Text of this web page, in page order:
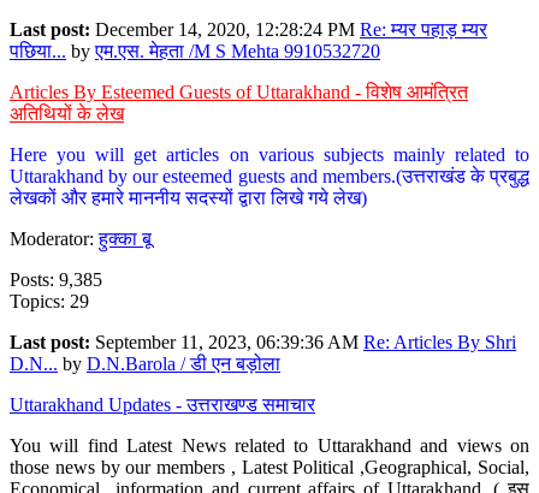
Last post: December 14, 2020, 12:28:24 PM Re: म्यर पहाड़ म्यर
पछिया... byएम.एस. मेहता /M S Mehta 9910532720
Articles By Esteemed Guests of Uttarakhand - विशेष आमंत्रित
अतिथियों के लेख
Here you will get articles on various subjects mainly related to
Uttarakhand by our esteemed guests and members.(उत्तराखंड के प्रबुद्ध
लेखकों और हमारे माननीय सदस्यों द्वारा लिखे गये लेख)
Moderator:हुक्का बू
Posts: 9,385
Topics: 29
Last post: September 11, 2023, 06:39:36 AM Re: Articles By Shri
D.N... by D.N.Barola / डी एन बड़ोला
Uttarakhand Updates - उत्तराखण्ड समाचार
You will find Latest News related to Uttarakhand and views on
those news by our members , Latest Political ,Geographical, Social,
Economical information and current affairs of Uttarakhand. ( इस